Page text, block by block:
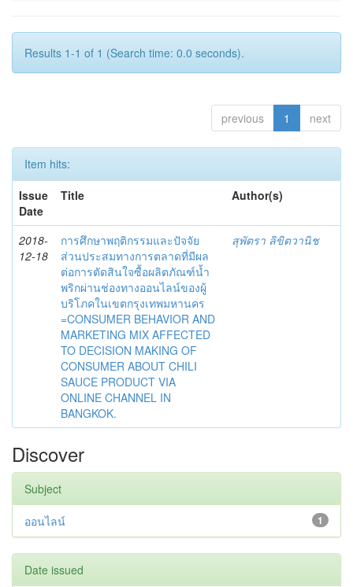
Results 1-1 of 1 (Search time: 0.0 seconds).
previous 1 next
Item hits:
Issue
Date
Title Author(s)
2018-
12-18
การศึกษาพฤติกรรมและปัจจัย
ส่วนประสมทางการตลาดที่มีผล
ต่อการตัดสินใจซื้อผลิตภัณฑ์น้ำ
พริกผ่านช่องทางออนไลน์ของผู้
บริโภคในเขตกรุงเทพมหานคร
=CONSUMER BEHAVIOR AND
MARKETING MIX AFFECTED
TO DECISION MAKING OF
CONSUMER ABOUT CHILI
SAUCE PRODUCT VIA
ONLINE CHANNEL IN
BANGKOK.
สุพัตรา ลิขิตวานิช
Discover
Subject
1
ออนไลน์
Date issued